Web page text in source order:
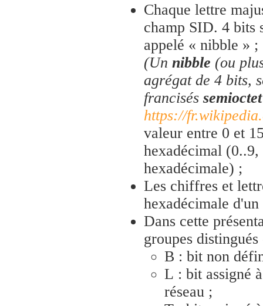
Chaque lettre
champ SID. 4 bits
appelé « nibble » ;
(Un nibble (ou
agrégat de 4 bits,
francisés semioctet
https://
valeur entre 0 et
hexadécimal
hexadécimale) ;
Les chiffres et
hexadécimale
Dans cette
groupes
B : bit non
L : bit assigné
réseau ;